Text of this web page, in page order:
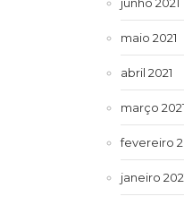
maio 2021
abril 2021
março 2021
fevereiro
janeiro